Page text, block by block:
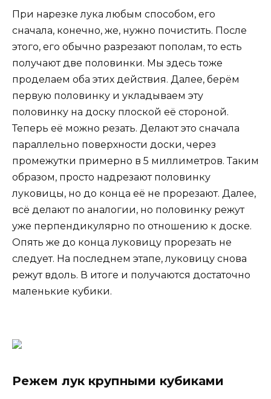
При нарезке лука любым способом, его
сначала, конечно, же, нужно почистить. После
этого, его обычно разрезают пополам, то есть
получают две половинки. Мы здесь тоже
проделаем оба этих действия. Далее, берём
первую половинку и укладываем эту
половинку на доску плоской её стороной.
Теперь её можно резать. Делают это сначала
параллельно поверхности доски, через
промежутки примерно в 5 миллиметров. Таким
образом, просто надрезают половинку
луковицы, но до конца её не прорезают. Далее,
всё делают по аналогии, но половинку режут
уже перпендикулярно по отношению к доске.
Опять же до конца луковицу прорезать не
следует. На последнем этапе, луковицу снова
режут вдоль. В итоге и получаются достаточно
маленькие кубики.
Режем лук крупными кубиками